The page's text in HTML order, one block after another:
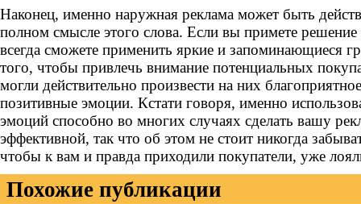
Наконец, именно наружная реклама может быть
полном смысле этого слова. Если вы примете решение
всегда сможете применить яркие и запоминающиеся
того, чтобы привлечь внимание потенциальных
могли действительно произвести на них
позитивные эмоции. Кстати говоря, именно
эмоций способно во многих случаях сделать вашу
эффективной, так что об этом не стоит никогда
чтобы к вам и правда приходили покупатели, уже
Похожие публикации